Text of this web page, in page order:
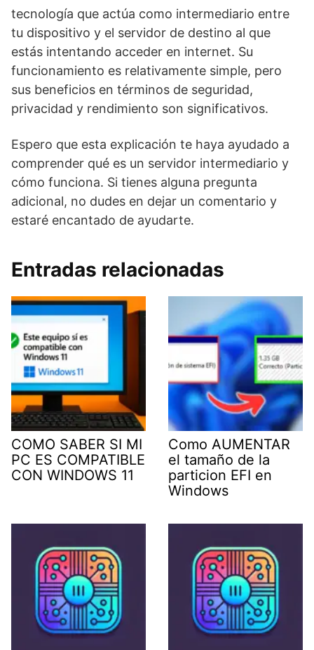
tecnología que actúa como intermediario entre
tu dispositivo y el servidor de destino al que
estás intentando acceder en internet. Su
funcionamiento es relativamente simple, pero
sus beneficios en términos de seguridad,
privacidad y rendimiento son significativos.
Espero que esta explicación te haya ayudado a
comprender qué es un servidor intermediario y
cómo funciona. Si tienes alguna pregunta
adicional, no dudes en dejar un comentario y
estaré encantado de ayudarte.
Entradas relacionadas
COMO SABER SI MI
PC ES COMPATIBLE
CON WINDOWS 11
Como AUMENTAR
el tamaño de la
particion EFI en
Windows